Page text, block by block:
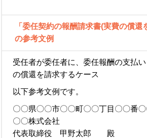
「委任契約の報酬請求書(実費の償還
の参考文例
受任者が委任者に、委任報酬の支払い
の償還を請求するケース
以下参考文例です。
〇〇県〇〇市〇〇町〇〇丁目〇〇番
〇〇株式会社
代表取締役 甲野太郎 殿